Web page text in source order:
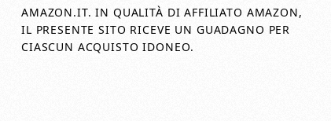
AMAZON.IT. IN QUALITÀ DI AFFILIATO AMAZON,
IL PRESENTE SITO RICEVE UN GUADAGNO PER
CIASCUN ACQUISTO IDONEO.